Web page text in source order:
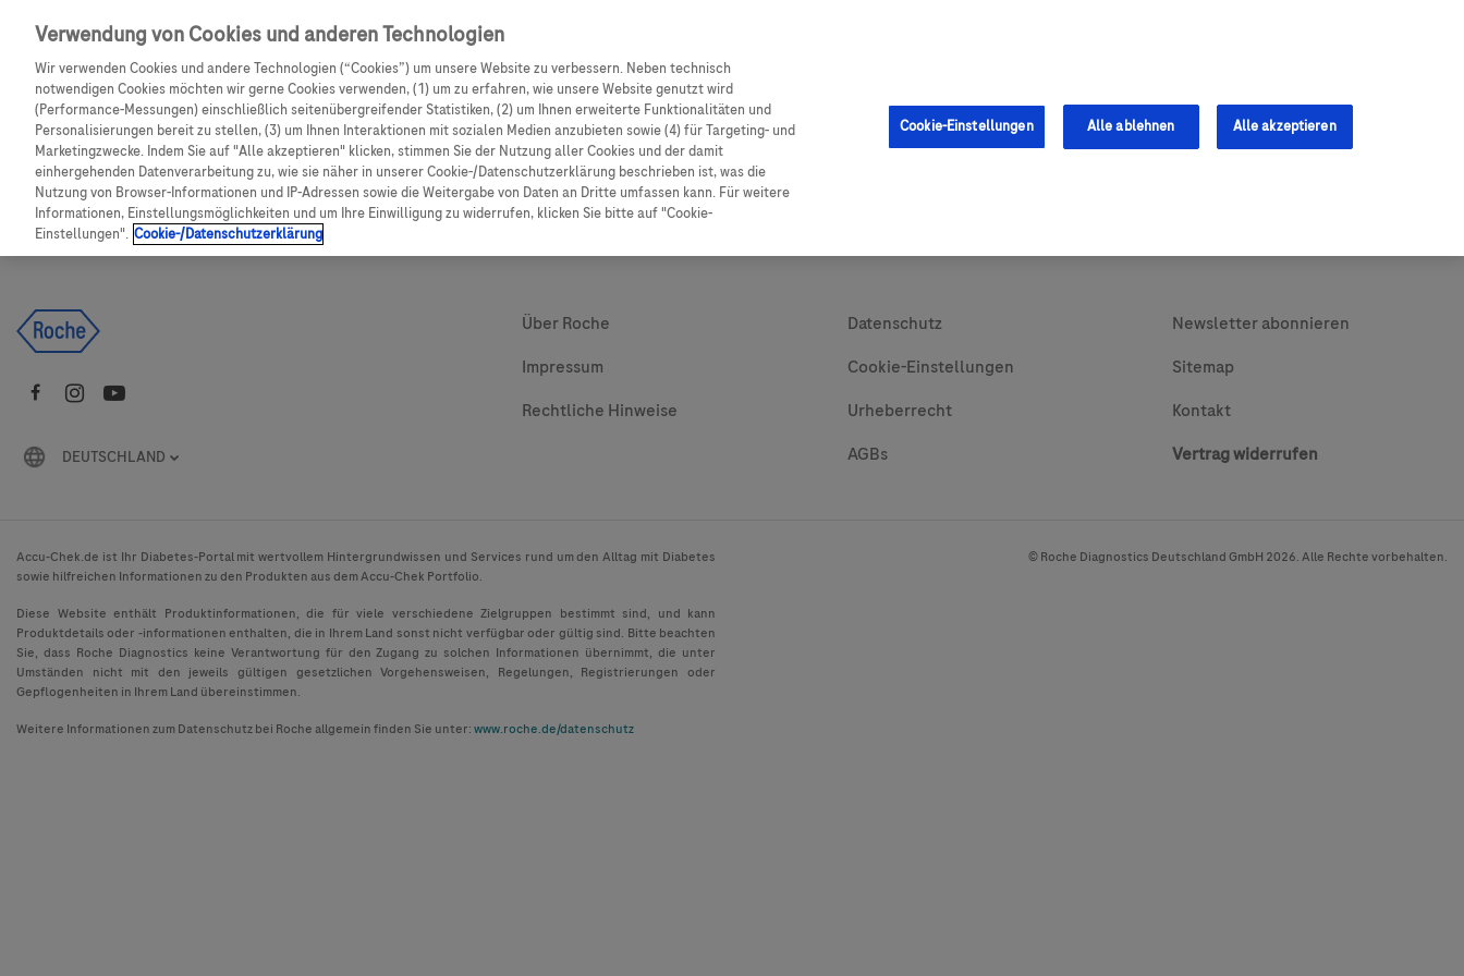
Skip to main content
CGM Testsensor bestellen CGM Sensor Produkte Ratgeber Diabetes
Produkte Artikel
Es tut uns leid, aber es gibt keine Ergebnisse für:
DEUTSCHLAND
Über Roche
Impressum
Rechtliche Hinweise
Datenschutz
Cookie-Einstellungen
Urheberrecht
AGBs
Newsletter abonnieren
Sitemap
Kontakt
Vertrag widerrufen
Accu-Chek.de ist Ihr Diabetes-Portal mit wertvollem Hintergrundwissen und Services rund um den Alltag mit Diabetes
sowie hilfreichen Informationen zu den Produkten aus dem Accu-Chek Portfolio.
Diese Website enthält Produktinformationen, die für viele verschiedene Zielgruppen bestimmt sind, und kann
Produktdetails oder -informationen enthalten, die in Ihrem Land sonst nicht verfügbar oder gültig sind. Bitte beachten
Sie, dass Roche Diagnostics keine Verantwortung für den Zugang zu solchen Informationen übernimmt, die unter
Umständen nicht mit den jeweils gültigen gesetzlichen Vorgehensweisen, Regelungen, Registrierungen oder
Gepflogenheiten in Ihrem Land übereinstimmen.
Weitere Informationen zum Datenschutz bei Roche allgemein finden Sie unter:www.roche.de/datenschutz
© Roche Diagnostics Deutschland GmbH 2026. Alle Rechte vorbehalten.
Verwendung von Cookies und anderen Technologien
Wir verwenden Cookies und andere Technologien (“Cookies”) um unsere Website zu verbessern. Neben technisch
notwendigen Cookies möchten wir gerne Cookies verwenden, (1) um zu erfahren, wie unsere Website genutzt wird
(Performance-Messungen) einschließlich seitenübergreifender Statistiken, (2) um Ihnen erweiterte Funktionalitäten und
Personalisierungen bereit zu stellen, (3) um Ihnen Interaktionen mit sozialen Medien anzubieten sowie (4) für Targeting- und
Marketingzwecke. Indem Sie auf "Alle akzeptieren" klicken, stimmen Sie der Nutzung aller Cookies und der damit
einhergehenden Datenverarbeitung zu, wie sie näher in unserer Cookie-/Datenschutzerklärung beschrieben ist, was die
Nutzung von Browser-Informationen und IP-Adressen sowie die Weitergabe von Daten an Dritte umfassen kann. Für weitere
Informationen, Einstellungsmöglichkeiten und um Ihre Einwilligung zu widerrufen, klicken Sie bitte auf "Cookie-
Einstellungen". Cookie-/Datenschutzerklärung
Cookie-Einstellungen Alle ablehnen Alle akzeptieren